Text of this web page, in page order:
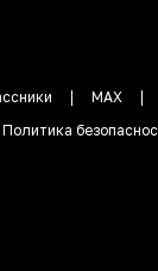
MAX
Политика